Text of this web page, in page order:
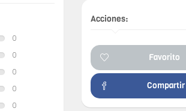
0
0
0
0
0
Acciones:
Favorito
Compartir